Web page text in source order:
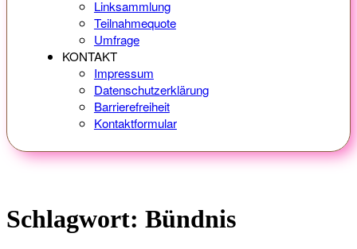
Linksammlung
Teilnahmequote
Umfrage
KONTAKT
Impressum
Datenschutzerklärung
Barrierefreiheit
Kontaktformular
Schlagwort: Bündnis